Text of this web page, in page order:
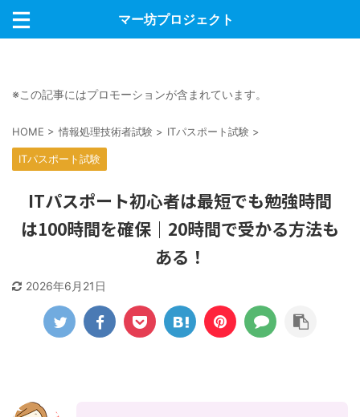
マー坊プロジェクト
※この記事にはプロモーションが含まれています。
HOME > 情報処理技術者試験 > ITパスポート試験 >
ITパスポート試験
ITパスポート初心者は最短でも勉強時間
は100時間を確保｜20時間で受かる方法も
ある！
2026年6月21日